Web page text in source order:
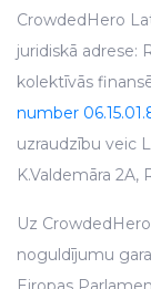
CrowdedHero
juridiskā adrese:
kolektīvās
number
uzraudzību veic
K.Valdemāra 2A,
Uz
noguldījumu